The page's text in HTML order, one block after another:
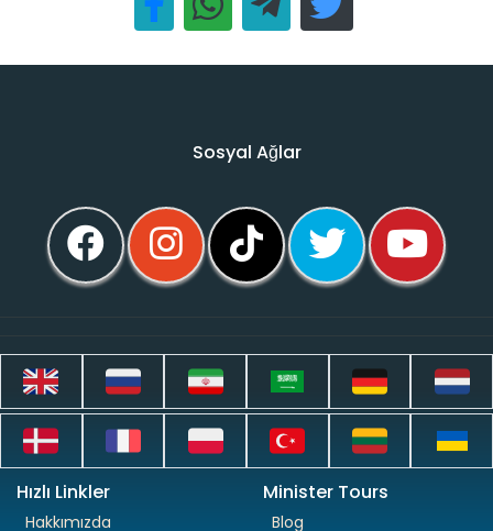
Sosyal Ağlar
Hızlı Linkler
Hakkımızda
Minister Tours
Blog